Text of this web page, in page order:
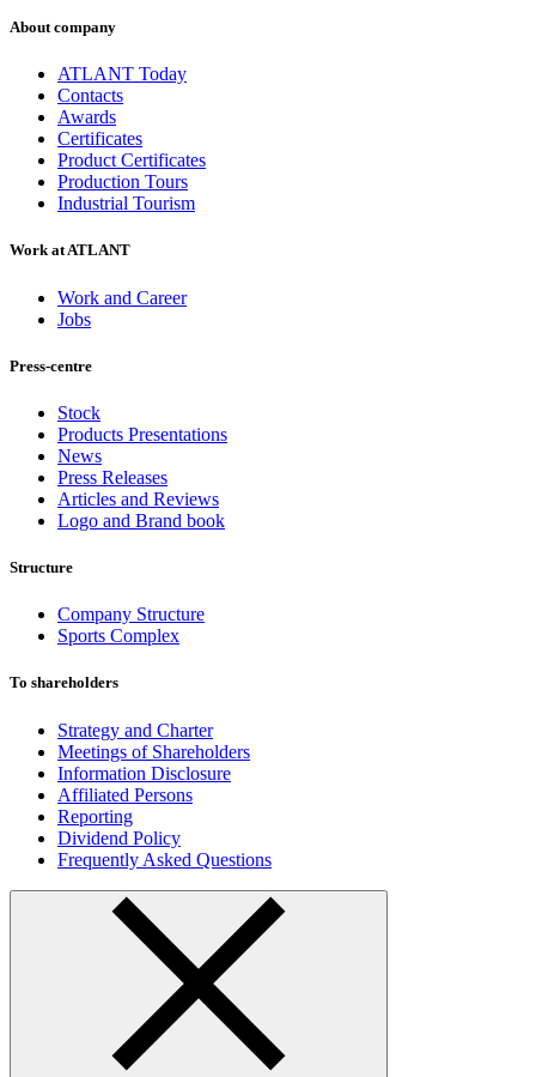
About company
ATLANT Today
Contacts
Awards
Certificates
Product Certificates
Production Tours
Industrial Tourism
Work at ATLANT
Work and Career
Jobs
Press-centre
Stock
Products Presentations
News
Press Releases
Articles and Reviews
Logo and Brand book
Structure
Company Structure
Sports Complex
To shareholders
Strategy and Charter
Meetings of Shareholders
Information Disclosure
Affiliated Persons
Reporting
Dividend Policy
Frequently Asked Questions